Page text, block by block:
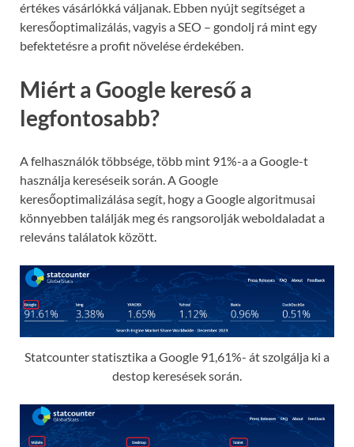
értékes vásárlókká váljanak. Ebben nyújt segítséget a
keresőoptimalizálás, vagyis a SEO – gondolj rá mint egy
befektetésre a profit növelése érdekében.
Miért a Google kereső a
legfontosabb?
A felhasználók többsége, több mint 91%-a a Google-t
használja kereséseik során. A Google
keresőoptimalizálása segít, hogy a Google algoritmusai
könnyebben találják meg és rangsorolják weboldaladat a
releváns találatok között.
Statcounter statisztika a Google 91,61%- át szolgálja ki a
destop keresések során.